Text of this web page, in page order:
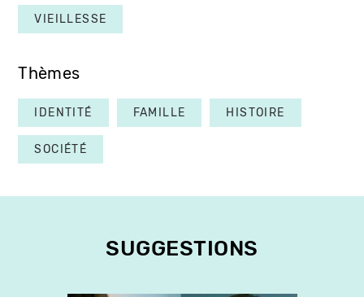
VIEILLESSE
Thèmes
IDENTITÉ FAMILLE HISTOIRE
SOCIÉTÉ
SUGGESTIONS